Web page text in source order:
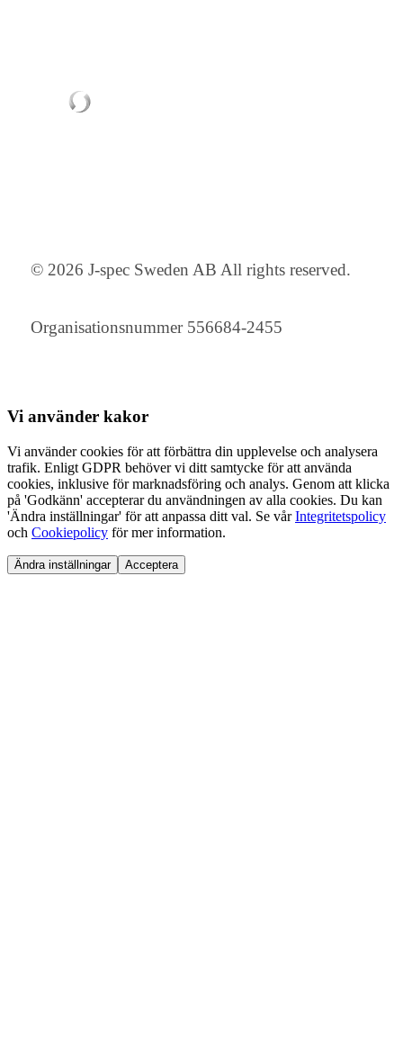
© 2026 J-spec Sweden AB All rights reserved.
Organisationsnummer 556684-2455
Vi använder kakor
Vi använder cookies för att förbättra din upplevelse och analysera
trafik. Enligt GDPR behöver vi ditt samtycke för att använda
cookies, inklusive för marknadsföring och analys. Genom att klicka
på 'Godkänn' accepterar du användningen av alla cookies. Du kan
'Ändra inställningar' för att anpassa ditt val. Se vårIntegritetspolicy
och Cookiepolicy för mer information.
Ändra inställningar Acceptera